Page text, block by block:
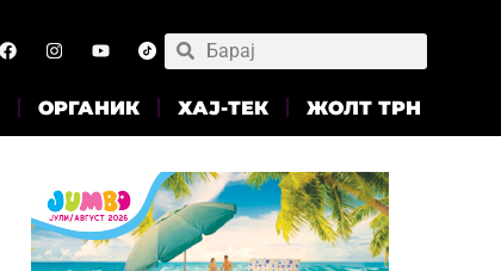
ОРГАНИК ХАЈ-ТЕК ЖОЛТ ТРН